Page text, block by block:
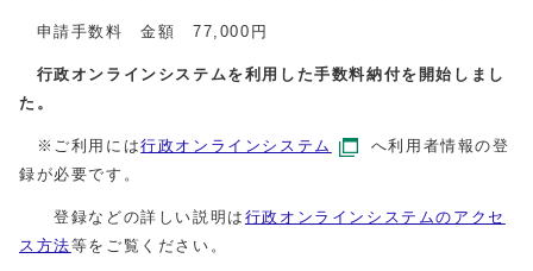
申請手数料 金額 77,000円
行政オンラインシステムを利用した手数料納付を開始しまし
た。
※ご利用には行政オンラインシステム
へ利用者情報の登
録が必要です。
登録などの詳しい説明は 行政オンラインシステムのアクセ
ス方法等をご覧ください。